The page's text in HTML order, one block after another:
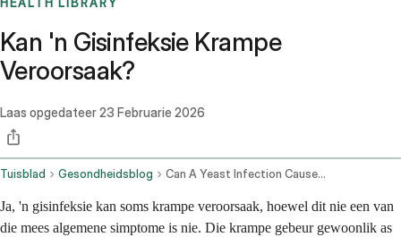
HEALTH LIBRARY
Kan 'n Gisinfeksie Krampe
Veroorsaak?
Laas opgedateer23 Februarie 2026
Tuisblad Gesondheidsblog Can A Yeast Infection Cause Cramping
Ja, 'n gisinfeksie kan soms krampe veroorsaak, hoewel dit nie een van
die mees algemene simptome is nie. Die krampe gebeur gewoonlik as